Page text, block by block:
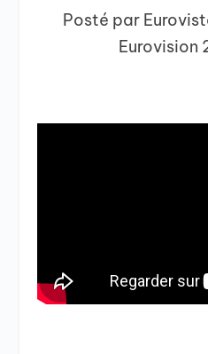
Posté par
Eurovision